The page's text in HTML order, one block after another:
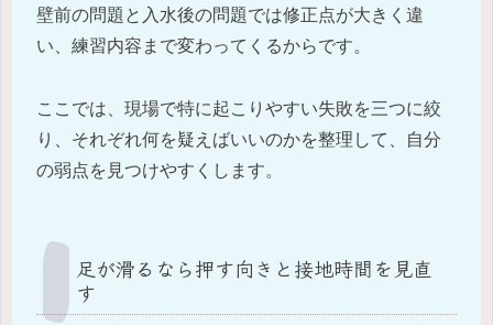
壁前の問題と入水後の問題では修正点が大きく違
い、練習内容まで変わってくるからです。
ここでは、現場で特に起こりやすい失敗を三つに絞
り、それぞれ何を疑えばいいのかを整理して、自分
の弱点を見つけやすくします。
足が滑るなら押す向きと接地時間を見直
す